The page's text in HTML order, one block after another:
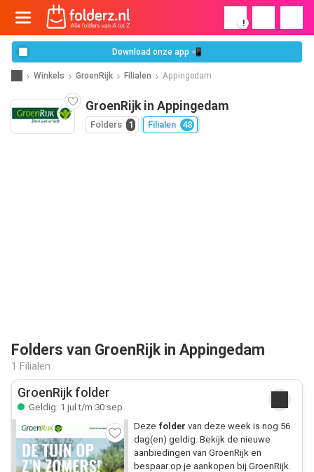
!
Download onze app 📲
Winkels GroenRijk Filialen Appingedam
GroenRijk in Appingedam
Folders 1 Filialen 48
Folders van GroenRijk in Appingedam
1 Filialen
GroenRijk folder
Geldig: 1 jul t/m 30 sep
Deze folder van deze week is nog 56
dag(en) geldig. Bekijk de nieuwe
aanbiedingen van GroenRijk en
bespaar op je aankopen bij GroenRijk.